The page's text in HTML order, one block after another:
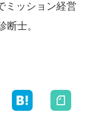
ミッション経営
士。